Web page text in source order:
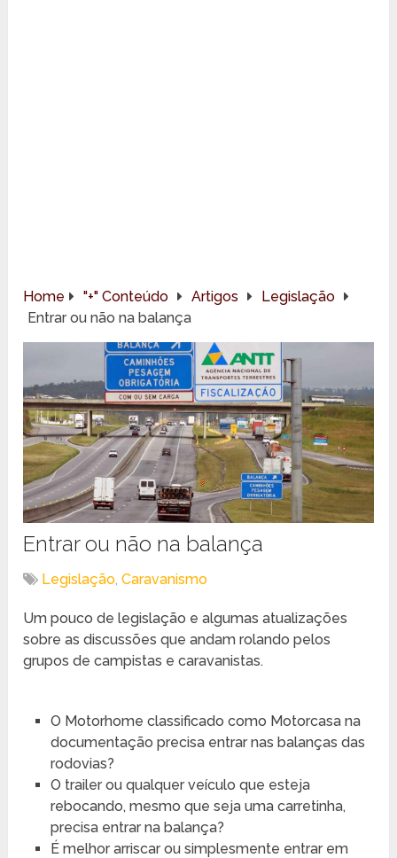
Home "+" Conteúdo Artigos
Legislação
Entrar ou não na balança
Entrar ou não na balança
Legislação,Caravanismo
Um pouco de legislação e algumas atualizações
sobre as discussões que andam rolando pelos
grupos de campistas e caravanistas.
O Motorhome classificado como Motorcasa na
documentação precisa entrar nas balanças das
rodovias?
O trailer ou qualquer veículo que esteja
rebocando, mesmo que seja uma carretinha,
precisa entrar na balança?
É melhor arriscar ou simplesmente entrar em